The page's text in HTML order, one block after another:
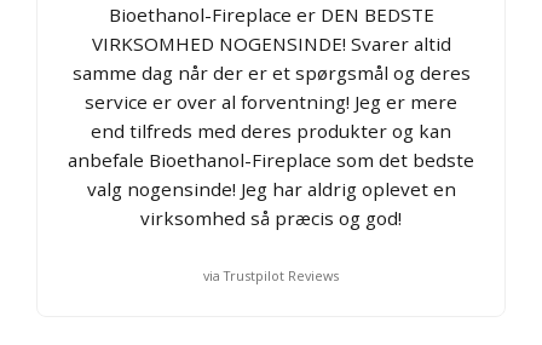
Bioethanol-Fireplace er DEN BEDSTE
VIRKSOMHED NOGENSINDE! Svarer altid
samme dag når der er et spørgsmål og deres
service er over al forventning! Jeg er mere
end tilfreds med deres produkter og kan
anbefale Bioethanol-Fireplace som det bedste
valg nogensinde! Jeg har aldrig oplevet en
virksomhed så præcis og god!
via Trustpilot Reviews